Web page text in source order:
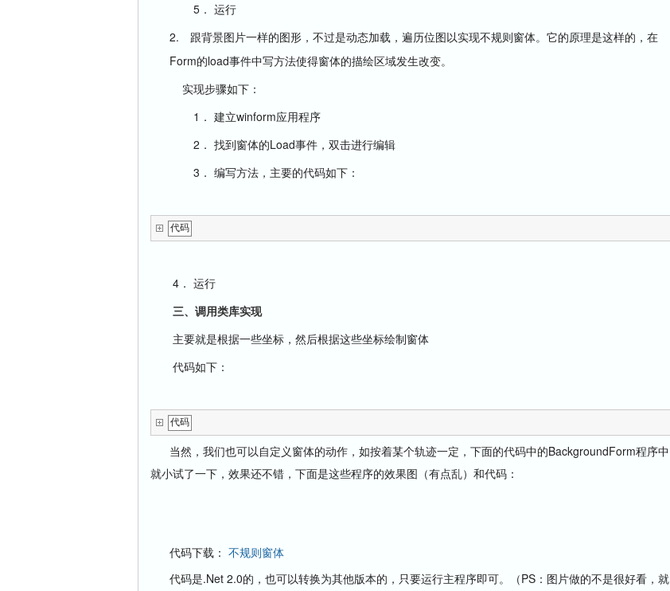
5． 运行
2. 跟背景图片一样的图形，不过是动态加载，遍历位图以实现不规则窗体。它的原理是这样的，在
Form的load事件中写方法使得窗体的描绘区域发生改变。
实现步骤如下：
1． 建立winform应用程序
2． 找到窗体的Load事件，双击进行编辑
3． 编写方法，主要的代码如下：
代码
4． 运行
三、 调用类库实现
主要就是根据一些坐标，然后根据这些坐标绘制窗体
代码如下：
代码
当然，我们也可以自定义窗体的动作，如按着某个轨迹一定，下面的代码中的BackgroundForm程序中
就小试了一下，效果还不错，下面是这些程序的效果图（有点乱）和代码：
代码下载： 不规则窗体
代码是.Net 2.0的，也可以转换为其他版本的，只要运行主程序即可。（PS：图片做的不是很好看，就